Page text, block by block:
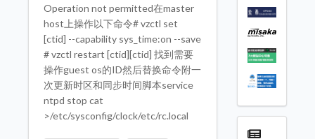
Operation not permitted在master
host上操作以下命令# vzctl set
[ctid] --capability sys_time:on --save
# vzctl restart [ctid][ctid] 找到需要
操作guest os的ID然后替换命令附一
次更新时区和同步时间脚本service
ntpd stop cat
>/etc/sysconfig/clock/etc/rc.local